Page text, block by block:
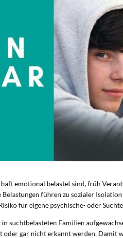
emotional belastet sind, früh
führen zu sozialer
für eigene psychische- oder
suchtbelasteten Familien
gar nicht erkannt werden. Damit